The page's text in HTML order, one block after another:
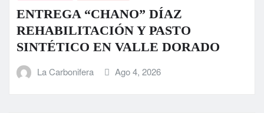
ENTREGA “CHANO” DÍAZ
REHABILITACIÓN Y PASTO
SINTÉTICO EN VALLE DORADO
La Carbonifera Ago 4, 2026